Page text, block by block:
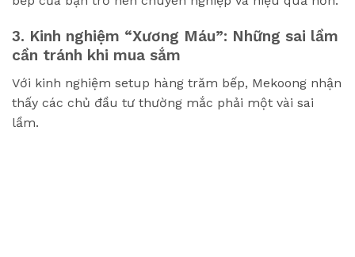
3. Kinh nghiệm “Xương Máu”: Những sai lầm
cần tránh khi mua sắm
Với kinh nghiệm setup hàng trăm bếp, Mekoong nhận
thấy các chủ đầu tư thường mắc phải một vài sai
lầm.